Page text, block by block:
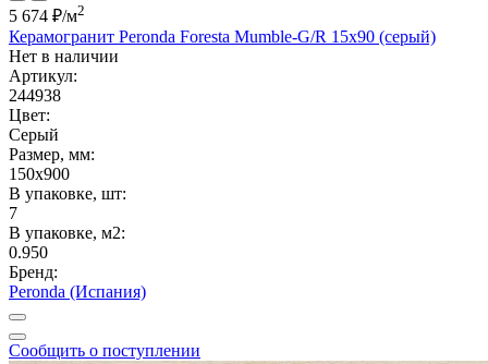
5 674 ₽/м2
Керамогранит Peronda Foresta Mumble-G/R 15x90 (серый)
Нет в наличии
Артикул:
244938
Цвет:
Серый
Размер, мм:
150x900
В упаковке, шт:
7
В упаковке, м2:
0.950
Бренд:
Peronda (Испания)
Сообщить о поступлении